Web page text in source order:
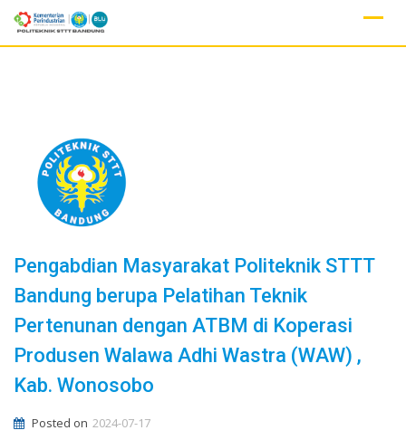
Skip
content
Pengabdian Masyarakat Politeknik STTT
Bandung berupa Pelatihan Teknik
Pertenunan dengan ATBM di Koperasi
Produsen Walawa Adhi Wastra (WAW) ,
Kab. Wonosobo
Posted on 2024-07-17